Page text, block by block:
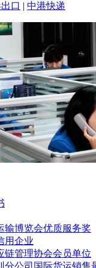
口 | 中港快递
输博览会优质服务奖
用企业
链管理协会会员单位